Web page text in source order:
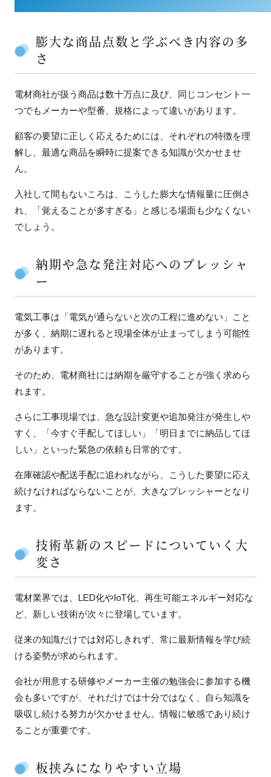
膨大な商品点数と学ぶべき内容の多
さ
電材商社が扱う商品は数十万点に及び、同じコンセント一
つでもメーカーや型番、規格によって違いがあります。
顧客の要望に正しく応えるためには、それぞれの特徴を理
解し、最適な商品を瞬時に提案できる知識が欠かせませ
ん。
入社して間もないころは、こうした膨大な情報量に圧倒さ
れ、「覚えることが多すぎる」と感じる場面も少なくない
でしょう。
納期や急な発注対応へのプレッシャ
ー
電気工事は「電気が通らないと次の工程に進めない」こと
が多く、納期に遅れると現場全体が止まってしまう可能性
があります。
そのため、電材商社には納期を厳守することが強く求めら
れます。
さらに工事現場では、急な設計変更や追加発注が発生しや
すく、「今すぐ手配してほしい」「明日までに納品してほ
しい」といった緊急の依頼も日常的です。
在庫確認や配送手配に追われながら、こうした要望に応え
続けなければならないことが、大きなプレッシャーとなり
ます。
技術革新のスピードについていく大
変さ
電材業界では、LED化やIoT化、再生可能エネルギー対応な
ど、新しい技術が次々に登場しています。
従来の知識だけでは対応しきれず、常に最新情報を学び続
ける姿勢が求められます。
会社が用意する研修やメーカー主催の勉強会に参加する機
会も多いですが、それだけでは十分ではなく、自ら知識を
吸収し続ける努力が欠かせません。情報に敏感であり続け
ることが重要です。
板挟みになりやすい立場